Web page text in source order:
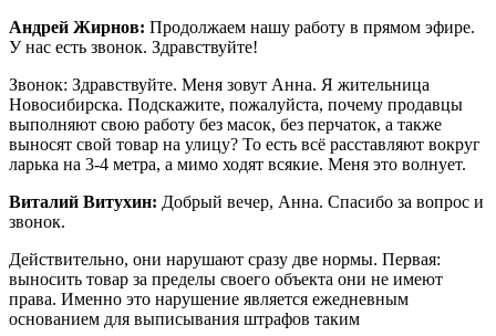
Андрей Жирнов: Продолжаем нашу работу в прямом эфире.
У нас есть звонок. Здравствуйте!
Звонок: Здравствуйте. Меня зовут Анна. Я жительница
Новосибирска. Подскажите, пожалуйста, почему продавцы
выполняют свою работу без масок, без перчаток, а также
выносят свой товар на улицу? То есть всё расставляют вокруг
ларька на 3-4 метра, а мимо ходят всякие. Меня это волнует.
Виталий Витухин: Добрый вечер, Анна. Спасибо за вопрос и
звонок.
Действительно, они нарушают сразу две нормы. Первая:
выносить товар за пределы своего объекта они не имеют
права. Именно это нарушение является ежедневным
основанием для выписывания штрафов таким